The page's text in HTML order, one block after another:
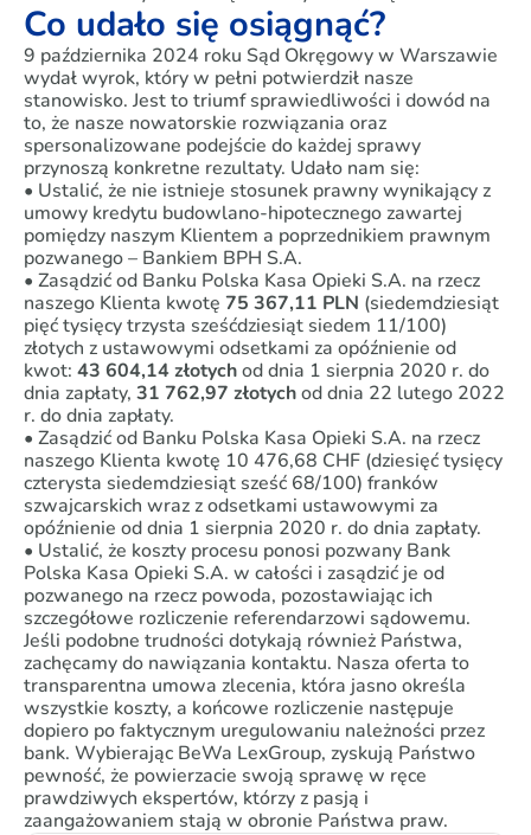
Co udało się osiągnąć?
9 października 2024 roku Sąd Okręgowy w Warszawie
wydał wyrok, który w pełni potwierdził nasze
stanowisko. Jest to triumf sprawiedliwości i dowód na
to, że nasze nowatorskie rozwiązania oraz
spersonalizowane podejście do każdej sprawy
przynoszą konkretne rezultaty. Udało nam się:
• Ustalić, że nie istnieje stosunek prawny wynikający z
umowy kredytu budowlano-hipotecznego zawartej
pomiędzy naszym Klientem a poprzednikiem prawnym
pozwanego – Bankiem BPH S.A.
• Zasądzić od Banku Polska Kasa Opieki S.A. na rzecz
naszego Klienta kwotę 75 367,11 PLN (siedemdziesiąt
pięć tysięcy trzysta sześćdziesiąt siedem 11/100)
złotych z ustawowymi odsetkami za opóźnienie od
kwot: 43 604,14 złotychod dnia 1 sierpnia 2020 r. do
dnia zapłaty, 31 762,97 złotychod dnia 22 lutego 2022
r. do dnia zapłaty.
• Zasądzić od Banku Polska Kasa Opieki S.A. na rzecz
naszego Klienta kwotę 10 476,68 CHF (dziesięć tysięcy
czterysta siedemdziesiąt sześć 68/100) franków
szwajcarskich wraz z odsetkami ustawowymi za
opóźnienie od dnia 1 sierpnia 2020 r. do dnia zapłaty.
• Ustalić, że koszty procesu ponosi pozwany Bank
Polska Kasa Opieki S.A. w całości i zasądzić je od
pozwanego na rzecz powoda, pozostawiając ich
szczegółowe rozliczenie referendarzowi sądowemu.
Jeśli podobne trudności dotykają również Państwa,
zachęcamy do nawiązania kontaktu. Nasza oferta to
transparentna umowa zlecenia, która jasno określa
wszystkie koszty, a końcowe rozliczenie następuje
dopiero po faktycznym uregulowaniu należności przez
bank. Wybierając BeWa LexGroup, zyskują Państwo
pewność, że powierzacie swoją sprawę w ręce
prawdziwych ekspertów, którzy z pasją i
zaangażowaniem stają w obronie Państwa praw.